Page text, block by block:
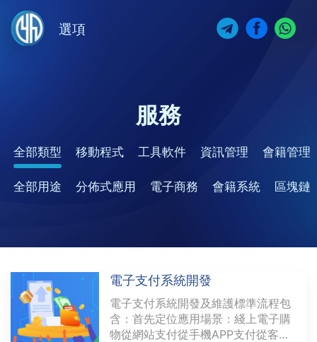
選項
服務
全部類型 移動程式 工具軟件 資訊管理 會籍管理
全部用途 分佈式應用 電子商務 會籍系統 區塊鏈
電子支付系統開發
電子支付系統開發及維護標準流程包
含：首先定位應用場景：綫上電子購
物從網站支付從手機APP支付從客戶